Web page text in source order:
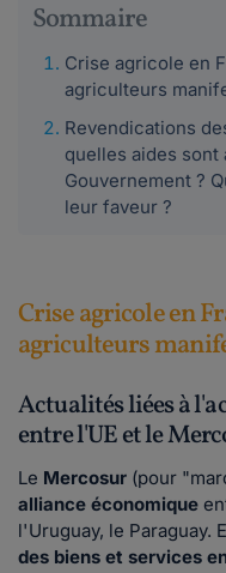
Sommaire
Crise agricole en
agriculteurs
Revendications
quelles aides sont
Gouvernement ?
leur faveur ?
Crise agricole en
agriculteurs
Actualités liées à
entre l'UE et le
Le Mercosur (pour
alliance économique
l'Uruguay, le Paraguay.
des biens et services